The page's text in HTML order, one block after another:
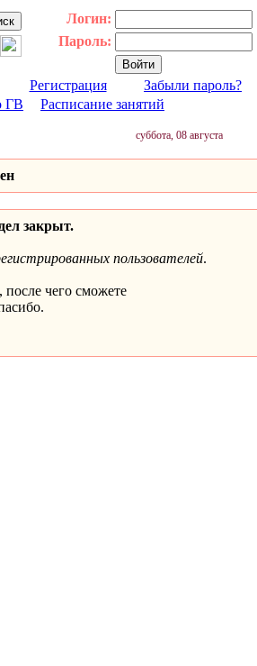
Логин:
Пароль:
Регистрация
Забыли пароль?
ГВ Расписание занятий
суббота, 08 августа
закрыт.
пользователей.
, после чего сможете